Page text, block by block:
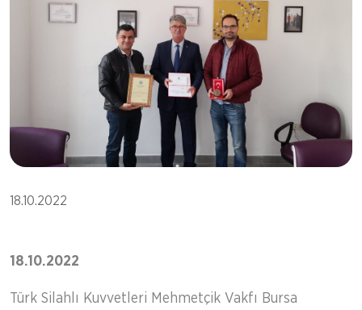
18.10.2022
18.10.2022
Türk Silahlı Kuvvetleri Mehmetçik Vakfı Bursa